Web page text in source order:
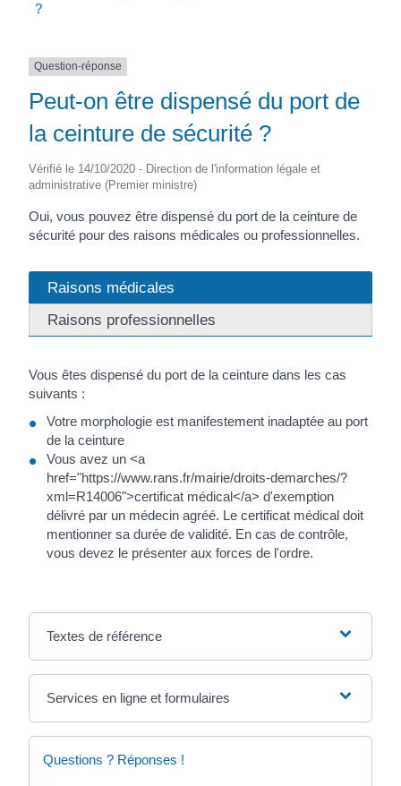
?
Question-réponse
Peut-on être dispensé du port de
la ceinture de sécurité ?
Vérifié le 14/10/2020 - Direction de l'information légale et
administrative (Premier ministre)
Oui, vous pouvez être dispensé du port de la ceinture de
sécurité pour des raisons médicales ou professionnelles.
Raisons médicales
Raisons professionnelles
Vous êtes dispensé du port de la ceinture dans les cas
suivants :
Votre morphologie est manifestement inadaptée au port
de la ceinture
Vous avez un <a
href="https://www.rans.fr/mairie/droits-demarches/?
xml=R14006">certificat médical</a> d'exemption
délivré par un médecin agréé. Le certificat médical doit
mentionner sa durée de validité. En cas de contrôle,
vous devez le présenter aux forces de l'ordre.
Textes de référence
Services en ligne et formulaires
Questions ? Réponses !